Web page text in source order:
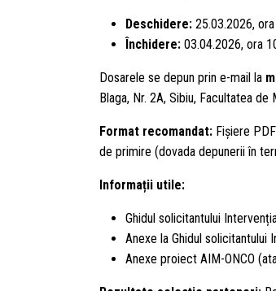
Deschidere: 25.03.2026,
Închidere: 03.04.2026, ora
Dosarele se depun prin e-mail la
Blaga, Nr. 2A, Sibiu, Facultatea de
Format recomandat: Fișiere
de primire (dovada depunerii în
Informații utile:
Ghidul solicitantului
Anexe la Ghidul solicitantului
Anexe proiect AIM-ONCO